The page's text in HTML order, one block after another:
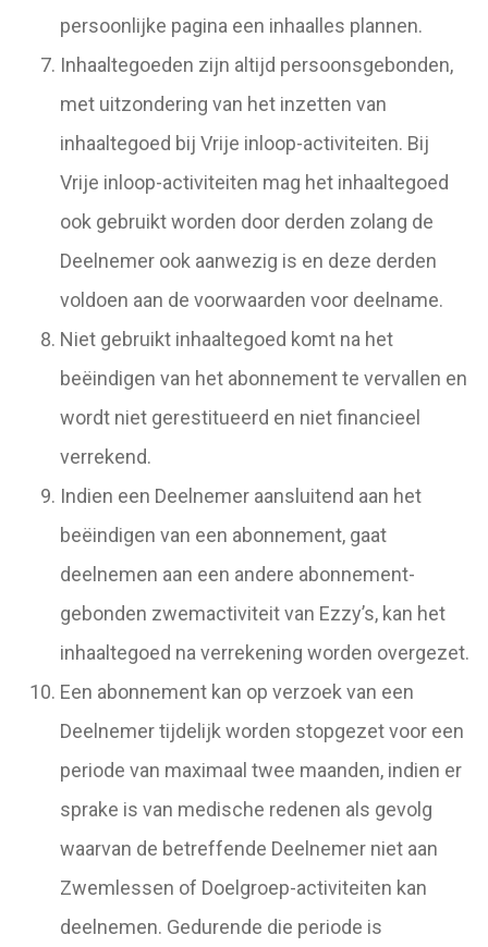
persoonlijke pagina een inhaalles plannen.
Inhaaltegoeden zijn altijd persoonsgebonden,
met uitzondering van het inzetten van
inhaaltegoed bij Vrije inloop-activiteiten. Bij
Vrije inloop-activiteiten mag het inhaaltegoed
ook gebruikt worden door derden zolang de
Deelnemer ook aanwezig is en deze derden
voldoen aan de voorwaarden voor deelname.
Niet gebruikt inhaaltegoed komt na het
beëindigen van het abonnement te vervallen en
wordt niet gerestitueerd en niet financieel
verrekend.
Indien een Deelnemer aansluitend aan het
beëindigen van een abonnement, gaat
deelnemen aan een andere abonnement-
gebonden zwemactiviteit van Ezzy’s, kan het
inhaaltegoed na verrekening worden overgezet.
Een abonnement kan op verzoek van een
Deelnemer tijdelijk worden stopgezet voor een
periode van maximaal twee maanden, indien er
sprake is van medische redenen als gevolg
waarvan de betreffende Deelnemer niet aan
Zwemlessen of Doelgroep-activiteiten kan
deelnemen. Gedurende die periode is